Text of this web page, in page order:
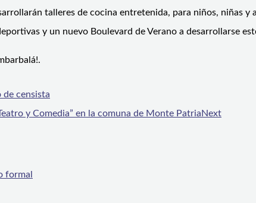
talleres de cocina entretenida, para niños, niñas y
y un nuevo Boulevard de Verano a desarrollarse
de censista
y Comedia” en la comuna de Monte PatriaNext